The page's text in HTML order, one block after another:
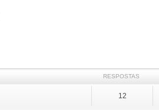
RESPOSTAS
12